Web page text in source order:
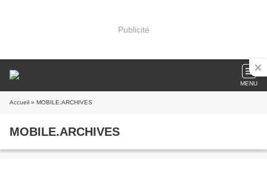
Publicité
MENU
Accueil » MOBILE.ARCHIVES
MOBILE.ARCHIVES